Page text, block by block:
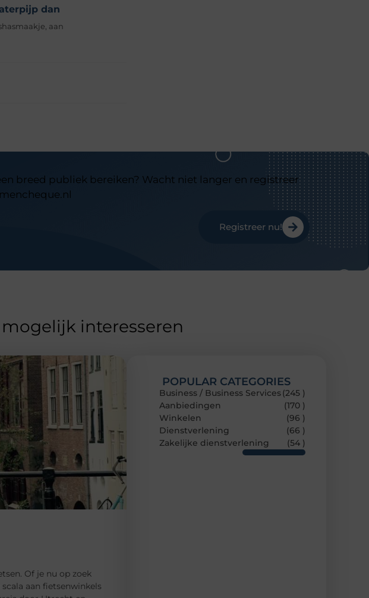
dan
aan
breed publiek bereiken? Wacht niet langer en registreer
Registreer nu!
interesseren
Of je nu op zoek
aan fietsenwinkels
POPULAR CATEGORIES
Business / Business Services(245 )
Aanbiedingen
(170 )
Winkelen
(96 )
Dienstverlening
(66 )
Zakelijke dienstverlening
(54 )